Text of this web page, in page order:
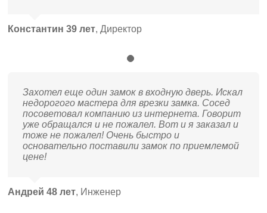
Константин 39 лет, Директор
Захотел еще один замок в входную дверь. Искал
недорогого мастера для врезки замка. Сосед
посоветовал компанию из интернета. Говорит
уже обращался и не пожалел. Вот и я заказал и
тоже не пожалел! Очень быстро и
основательно поставили замок по приемлемой
цене!
Андрей 48 лет, Инженер